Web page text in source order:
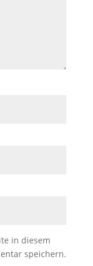
in diesem
speichern.